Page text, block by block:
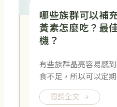
哪些族群可以補
黃素怎麼吃？最
機？
有些族群晶亮容易感
食不足，所以可以定
閱讀全文